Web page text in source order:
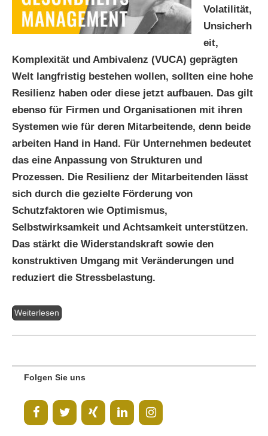
Volatilität,
Unsicherh
eit,
Komplexität und Ambivalenz (VUCA) geprägten
Welt langfristig bestehen wollen, sollten eine hohe
Resilienz haben oder diese jetzt aufbauen. Das gilt
ebenso für Firmen und Organisationen mit ihren
Systemen wie für deren Mitarbeitende, denn beide
arbeiten Hand in Hand. Für Unternehmen bedeutet
das eine Anpassung von Strukturen und
Prozessen. Die Resilienz der Mitarbeitenden lässt
sich durch die gezielte Förderung von
Schutzfaktoren wie Optimismus,
Selbstwirksamkeit und Achtsamkeit unterstützen.
Das stärkt die Widerstandskraft sowie den
konstruktiven Umgang mit Veränderungen und
reduziert die Stressbelastung.
Weiterlesen
Folgen Sie uns